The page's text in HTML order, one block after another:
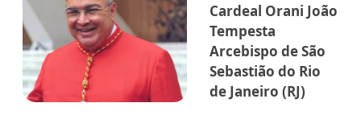
Cardeal Orani João
Tempesta
Arcebispo de São
Sebastião do Rio
de Janeiro (RJ)